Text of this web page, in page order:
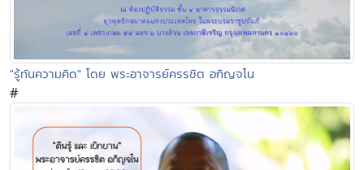
"รู้ทันความคิด" โดย พระอาจารย์ครรชิต อกิญจโน
#